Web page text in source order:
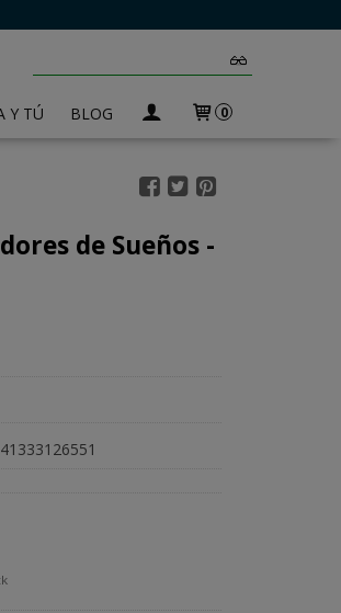
Y TÚ BLOG 0
de Sueños -